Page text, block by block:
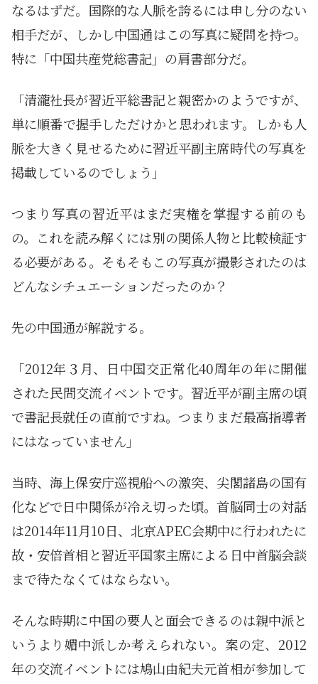
なるはずだ。国際的な人脈を誇るには申し分のない
相手だが、しかし中国通はこの写真に疑問を持つ。
特に「中国共産党総書記」の肩書部分だ。
「清瀧社長が習近平総書記と親密かのようですが、
単に順番で握手しただけかと思われます。しかも人
脈を大きく見せるために習近平副主席時代の写真を
掲載しているのでしょう」
つまり写真の習近平はまだ実権を掌握する前のも
の。これを読み解くには別の関係人物と比較検証す
る必要がある。そもそもこの写真が撮影されたのは
どんなシチュエーションだったのか？
先の中国通が解説する。
「2012年３月、日中国交正常化40周年の年に開催
された民間交流イベントです。習近平が副主席の頃
で書記長就任の直前ですね。つまりまだ最高指導者
にはなっていません」
当時、海上保安庁巡視船への激突、尖閣諸島の国有
化などで日中関係が冷え切った頃。首脳同士の対話
は2014年11月10日、北京APEC会期中に行われたに
故・安倍首相と習近平国家主席による日中首脳会談
まで待たなくてはならない。
そんな時期に中国の要人と面会できるのは親中派と
いうより媚中派しか考えられない。案の定、2012
年の交流イベントには鳩山由紀夫元首相が参加して